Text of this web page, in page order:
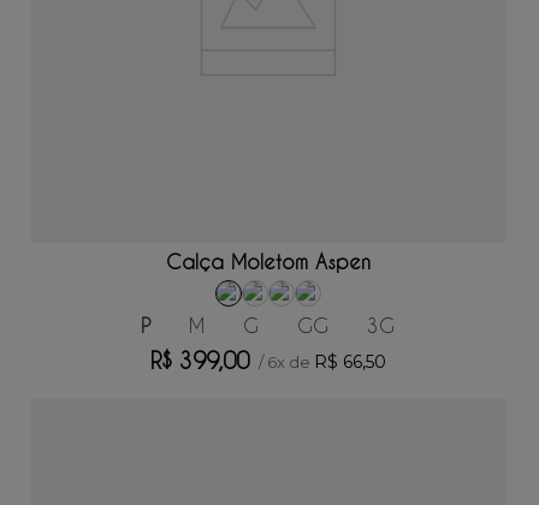
Calça Moletom Aspen
P M G GG 3G
R$ 399,00 /6x de R$ 66,50